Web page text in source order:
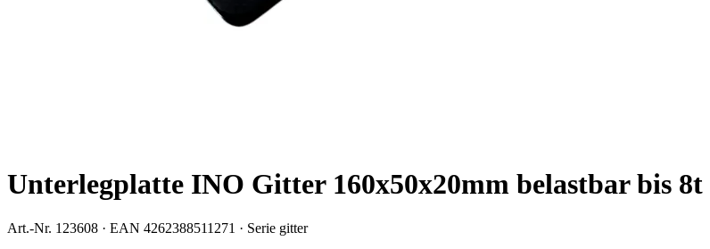
Unterlegplatte INO Gitter 160x50x20mm belastbar bis
Art.-Nr. 123608 · EAN 4262388511271 · Serie gitter